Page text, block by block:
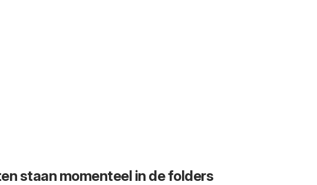
staan momenteel in de folders